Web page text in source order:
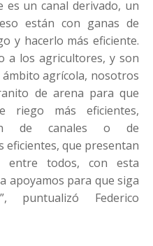
es un canal derivado, un
están con ganas de
y hacerlo más eficiente.
a los agricultores, y son
agrícola, nosotros
de arena para que
riego más eficientes,
de canales o de
eficientes, que presentan
entre todos, con esta
apoyamos para que siga
puntualizó Federico